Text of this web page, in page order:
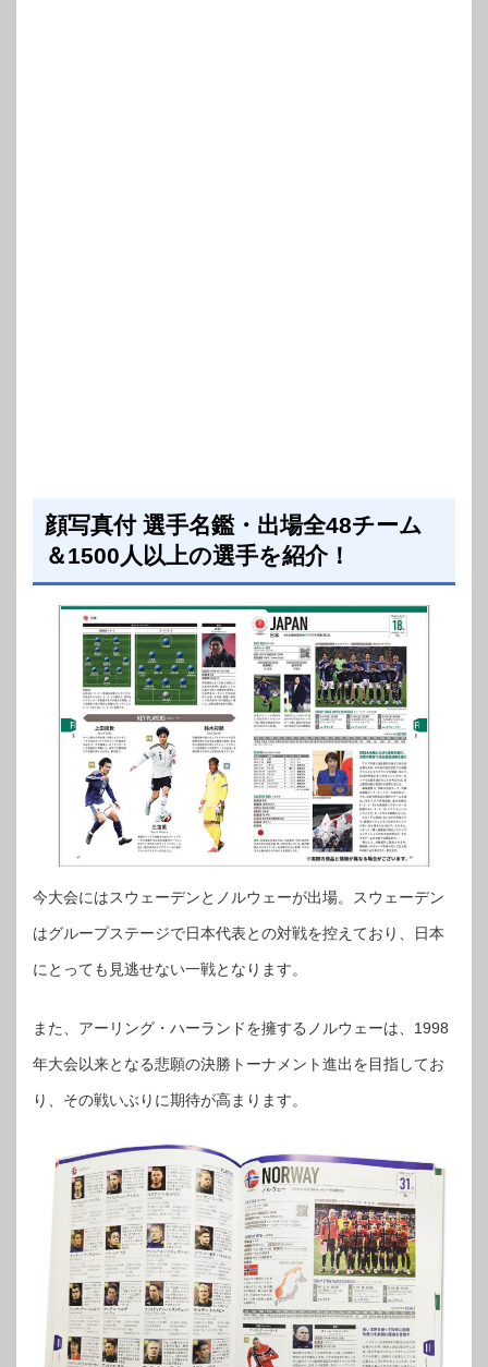
顔写真付 選手名鑑・出場全48チーム
＆1500人以上の選手を紹介！
今大会にはスウェーデンとノルウェーが出場。スウェーデン
はグループステージで日本代表との対戦を控えており、日本
にとっても見逃せない一戦となります。
また、アーリング・ハーランドを擁するノルウェーは、1998
年大会以来となる悲願の決勝トーナメント進出を目指してお
り、その戦いぶりに期待が高まります。